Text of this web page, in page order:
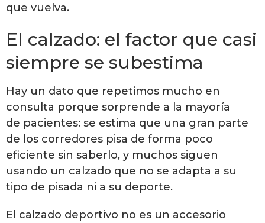
que vuelva.
El calzado: el factor que casi
siempre se subestima
Hay un dato que repetimos mucho en
consulta porque sorprende a la mayoría
de pacientes: se estima que una gran parte
de los corredores pisa de forma poco
eficiente sin saberlo, y muchos siguen
usando un calzado que no se adapta a su
tipo de pisada ni a su deporte.
El calzado deportivo no es un accesorio